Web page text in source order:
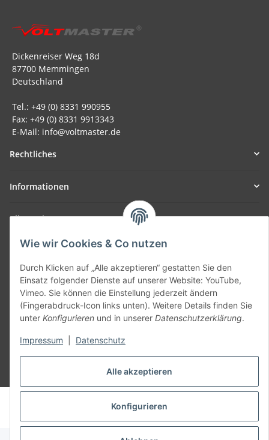
Alle akzeptieren
Konfigurieren
Wie wir Cookies & Co nutzen
Durch Klicken auf „Alle akzeptieren“ gestatten Sie den
Einsatz folgender Dienste auf unserer Website: YouTube,
Vimeo. Sie können die Einstellung jederzeit ändern
(Fingerabdruck-Icon links unten). Weitere Details finden Sie
unter Konfigurieren und in unserer Datenschutzerklärung.
Impressum Datenschutz
Dickenreiser Weg 18d
87700 Memmingen
Deutschland
Tel.: +49 (0) 8331 990955
Fax: +49 (0) 8331 9913343
E-Mail: info@voltmaster.de
Rechtliches
Informationen
Allgemein
Teil unseres Netzwerks:
SmoliTec - Safety. Simplified. Worldwide. ( B2B Shop )
Vertrag widerrufen
* Alle Preise inkl. gesetzlicher USt., zzgl.Versand
© voltmaster.de
Powered byJTL-Shop